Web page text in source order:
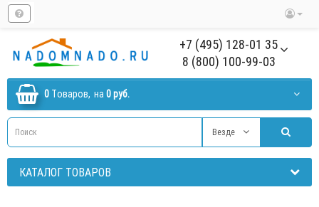
+7 (495) 128-01 35
8 (800) 100-99-03
0 Tоваров, на 0 руб.
Везде
КАТАЛОГ ТОВАРОВ